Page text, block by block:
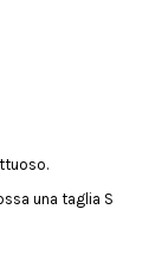
una taglia S